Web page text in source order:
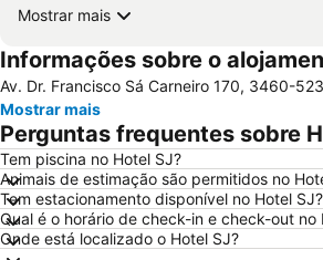
Mostrar mais
Informações sobre o
Av. Dr. Francisco Sá Carneiro 170, 3460-
Mostrar mais
Perguntas frequentes sobre
Tem piscina no Hotel SJ?
Animais de estimação são permitidos no
Tem estacionamento disponível no Hotel SJ?
Qual é o horário de check-in e check-out no
Onde está localizado o Hotel SJ?